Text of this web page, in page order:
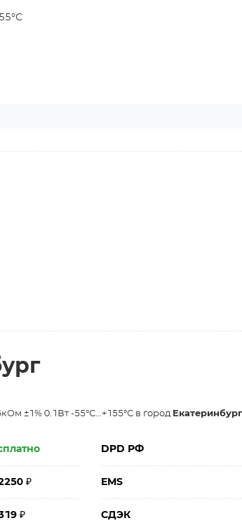
±1% 0.1Вт -55°С...+155°С в город Екатеринбург
DPD РФ
₽ EMS
₽ СДЭК